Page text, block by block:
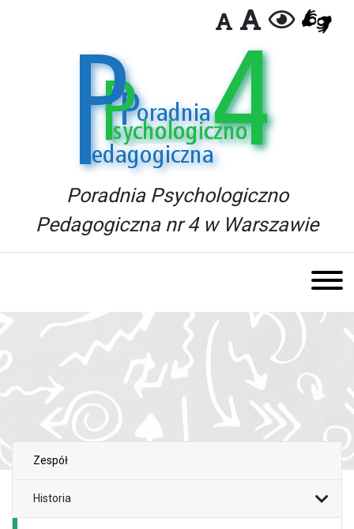
Poradnia Psychologiczno
Pedagogiczna nr 4 w Warszawie
Zespół
Historia